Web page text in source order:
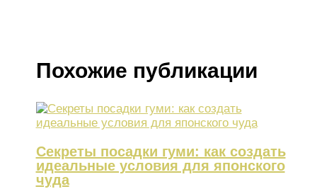
Похожие публикации
Секреты посадки гуми: как создать
идеальные условия для японского
чуда